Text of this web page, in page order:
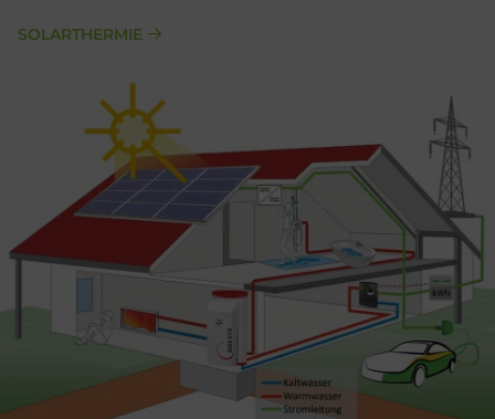
SOLARTHERMIE